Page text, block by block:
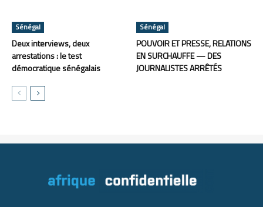
Sénégal
Deux interviews, deux
arrestations : le test
démocratique sénégalais
Sénégal
POUVOIR ET PRESSE, RELATIONS
EN SURCHAUFFE — DES
JOURNALISTES ARRÊTÉS